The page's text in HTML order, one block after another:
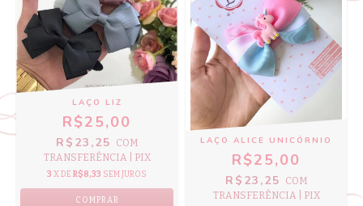
LAÇO LIZ
R$25,00
R$23,25
COM
TRANSFERÊNCIA | PIX
3 X DE R$8,33 SEM JUROS
COMPRAR
LAÇO ALICE UNICÓRNIO
R$25,00
R$23,25
COM
TRANSFERÊNCIA | PIX